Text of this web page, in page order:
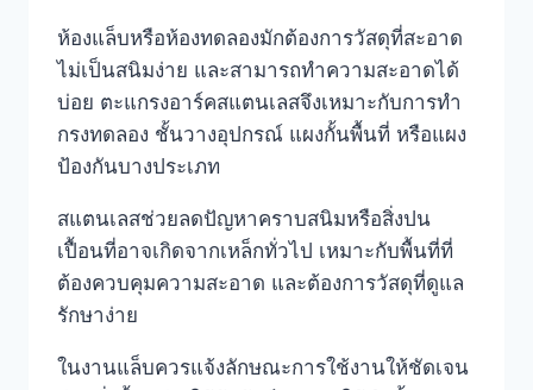
ห้องแล็บหรือห้องทดลองมักต้องการวัสดุที่สะอาด
ไม่เป็นสนิมง่าย และสามารถทำความสะอาดได้
บ่อย ตะแกรงอาร์คสแตนเลสจึงเหมาะกับการทำ
กรงทดลอง ชั้นวางอุปกรณ์ แผงกั้นพื้นที่ หรือแผง
ป้องกันบางประเภท
สแตนเลสช่วยลดปัญหาคราบสนิมหรือสิ่งปน
เปื้อนที่อาจเกิดจากเหล็กทั่วไป เหมาะกับพื้นที่ที่
ต้องควบคุมความสะอาด และต้องการวัสดุที่ดูแล
รักษาง่าย
ในงานแล็บควรแจ้งลักษณะการใช้งานให้ชัดเจน